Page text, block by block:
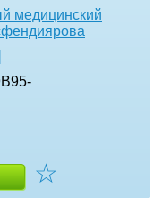
медицинский
☆